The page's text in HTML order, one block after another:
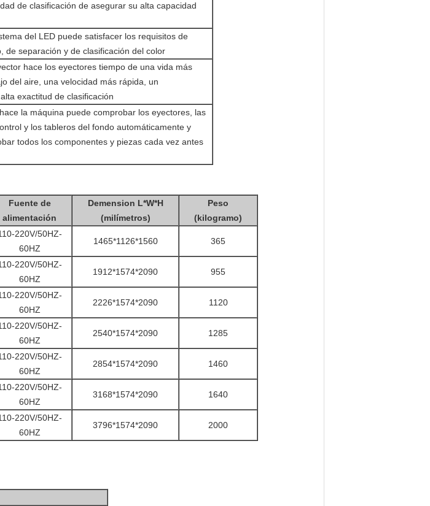
de clasificación de asegurar su alta capacidad
del LED puede satisfacer los requisitos de
de separación y de clasificación del color
hace los eyectores tiempo de una vida más
del aire, una velocidad más rápida, un
exactitud de clasificación
la máquina puede comprobar los eyectores, las
y los tableros del fondo automáticamente y
todos los componentes y piezas cada vez antes
Fuente de
alimentación
Demension L*W*H
(milímetros)
Peso
(kilogramo)
220V/50HZ-
60HZ
1465*1126*1560 365
220V/50HZ-
60HZ
1912*1574*2090 955
220V/50HZ-
60HZ
2226*1574*2090 1120
220V/50HZ-
60HZ
2540*1574*2090 1285
220V/50HZ-
60HZ
2854*1574*2090 1460
220V/50HZ-
60HZ
3168*1574*2090 1640
220V/50HZ-
60HZ
3796*1574*2090 2000